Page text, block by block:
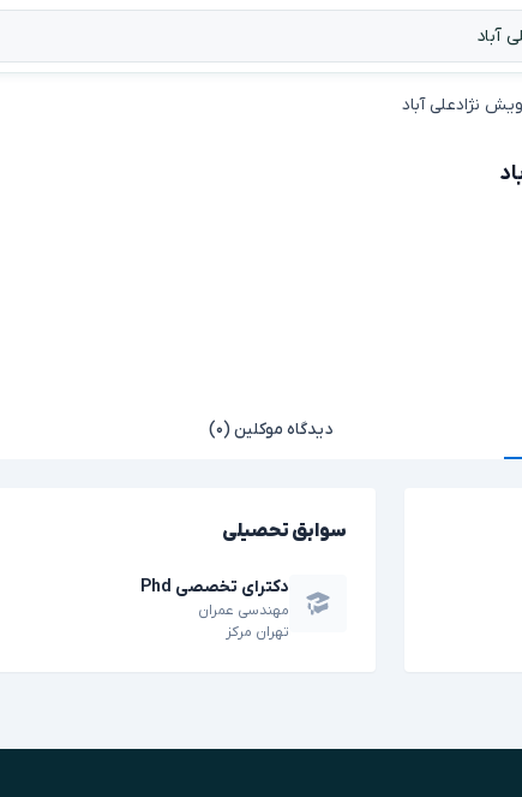
نژادعلی آباد
دیدگاه موکلین (۰)
سوابق تحصیلی
دکترای تخصصی Phd
مهندسی عمران
تهران مرکز